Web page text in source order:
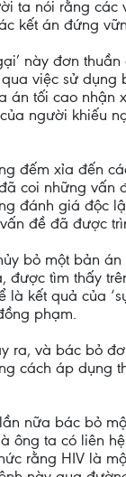
ta nói rằng
kết án đứng
này đơn
việc sử
án tối cao
người khiếu
đếm xỉa đến
coi những
đánh giá độc
đề đã được
bỏ một bản
tìm thấy
kết quả của
phạm.
và bác bỏ
cách áp dụng
nữa bác bỏ
ông ta có liên
rằng HIV là